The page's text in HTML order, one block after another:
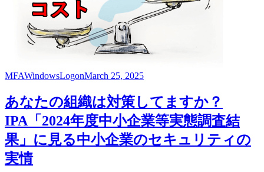
MFAWindowsLogonMarch 25, 2025
あなたの組織は対策してますか？
IPA「2024年度中小企業等実態調査結
果」に見る中小企業のセキュリティの
実情